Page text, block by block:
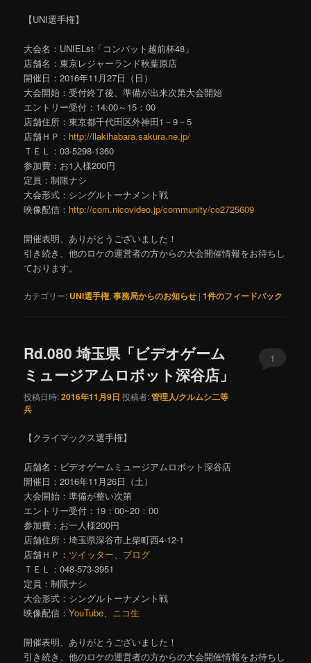
【UNI選手権】
大会名：UNIELst「コンバット越前杯48」
店舗名：東京レジャーランド秋葉原店
開催日：2016年11月27日（日）
大会開始：受付終了後、準備が出来次第大会開始
エントリー受付：14:00～15：00
店舗住所：東京都千代田区外神田1－9－5
店舗ＨＰ： http://llakihabara.sakura.ne.jp/
ＴＥＬ：03-5298-1360
参加費：お1人様200円
定員：制限ナシ
大会形式：シングルトーナメント戦
映像配信： http://com.nicovideo.jp/community/co2725609
開催表明、ありがとうございました！
引き続き、他のロケの運営者の方からの大会開催情報をお待ちし
ております。
カテゴリー: UNI選手権,事務局からのお知らせ |1件のフィードバック
Rd.080 埼玉県「ビデオゲーム
ミュージアムロボット深谷店」
投稿日時:2016年11月9日 投稿者:管理人/クルムシ二等
兵
1
【クライマックス選手権】
店舗名：ビデオゲームミュージアムロボット深谷店
開催日：2016年11月26日（土）
大会開始：準備が整い次第
エントリー受付：19：00~20：00
参加費：お一人様200円
店舗住所：埼玉県深谷市上柴町西4-12-1
店舗ＨＰ： ツイッター、 ブログ
ＴＥＬ：048-573-3951
定員：制限ナシ
大会形式：シングルトーナメント戦
映像配信：YouTube、 ニコ生
開催表明、ありがとうございました！
引き続き、他のロケの運営者の方からの大会開催情報をお待ちし